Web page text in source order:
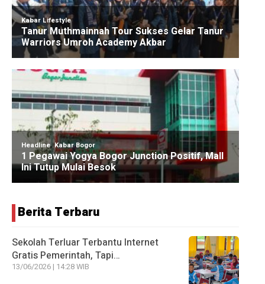
Berita Terbaru
Sekolah Terluar Terbantu Internet
Gratis Pemerintah, Tapi…
13/06/2026 | 14:28 WIB